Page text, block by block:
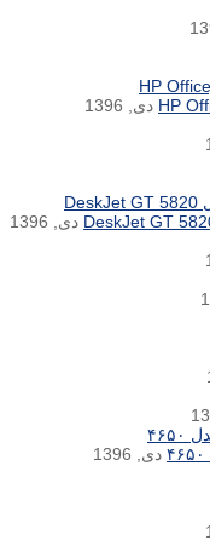
دی, 1396
دی, 1396
دی, 1396